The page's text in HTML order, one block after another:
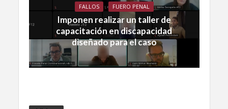
FALLOS FUERO PENAL
Imponen realizar un taller de
capacitación en discapacidad
diseñado para el caso